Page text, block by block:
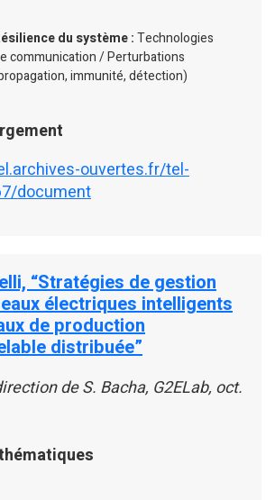
du système :Technologies
communication / Perturbations
immunité, détection)
ouvertes.fr/tel-
document
“Stratégies de gestion
électriques intelligents
de production
distribuée”
de S. Bacha, G2ELab, oct.